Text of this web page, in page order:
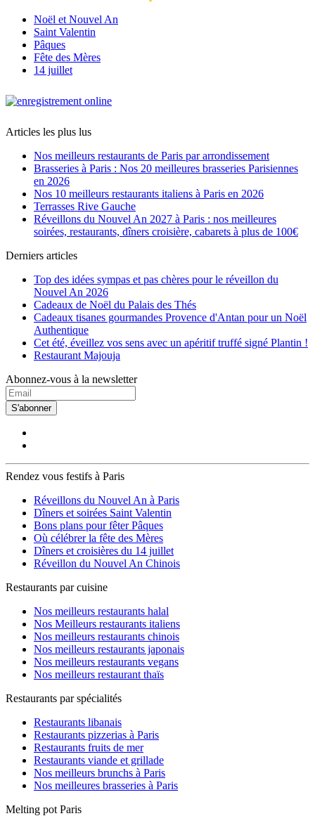
Noël et Nouvel An
Saint Valentin
Pâques
Fête des Mères
14 juillet
Articles les plus lus
Nos meilleurs restaurants de Paris par arrondissement
Brasseries à Paris : Nos 20 meilleures brasseries Parisiennes
en 2026
Nos 10 meilleurs restaurants italiens à Paris en 2026
Terrasses Rive Gauche
Réveillons du Nouvel An 2027 à Paris : nos meilleures
soirées, restaurants, dîners croisière, cabarets à plus de 100€
Derniers articles
Top des idées sympas et pas chères pour le réveillon du
Nouvel An 2026
Cadeaux de Noël du Palais des Thés
Cadeaux tisanes gourmandes Provence d'Antan pour un Noël
Authentique
Cet été, éveillez vos sens avec un apéritif truffé signé Plantin !
Restaurant Majouja
Abonnez-vous à la newsletter
S'abonner
Rendez vous festifs à Paris
Réveillons du Nouvel An à Paris
Dîners et soirées Saint Valentin
Bons plans pour fêter Pâques
Où célébrer la fête des Mères
Dîners et croisières du 14 juillet
Réveillon du Nouvel An Chinois
Restaurants par cuisine
Nos meilleurs restaurants halal
Nos Meilleurs restaurants italiens
Nos meilleurs restaurants chinois
Nos meilleurs restaurants japonais
Nos meilleurs restaurants vegans
Nos meilleurs restaurant thaïs
Restaurants par spécialités
Restaurants libanais
Restaurants pizzerias à Paris
Restaurants fruits de mer
Restaurants viande et grillade
Nos meilleurs brunchs à Paris
Nos meilleures brasseries à Paris
Melting pot Paris